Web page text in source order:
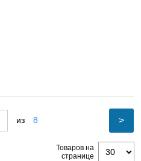
из 8 >
Товаров на
странице